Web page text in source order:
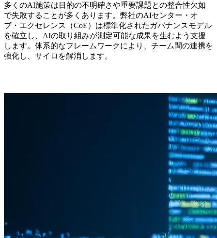
多くのAI施策は目的の不明確さや重要課題との整合性欠如
で失敗することが多くあります。弊社のAIセンター・オ
ブ・エクセレンス（CoE）は標準化されたガバナンスモデル
を確立し、AIの取り組みが測定可能な成果を生むよう支援
します。体系的なフレームワークにより、チーム間の連携を
強化し、サイロを解消します。